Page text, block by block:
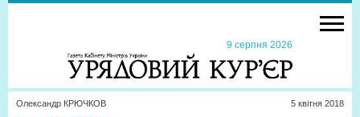
9 серпня 2026
Олександр КРЮЧКОВ 5 квiтня 2018